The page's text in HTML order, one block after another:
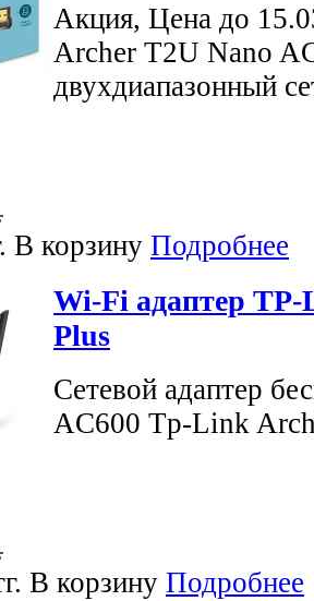
Акция, Цена до
Archer T2U Nano
двухдиапазонный
В корзину Подробнее
Wi-Fi адаптер
Plus
Сетевой адаптер
AC600 Tp-Link
В корзину Подробнее